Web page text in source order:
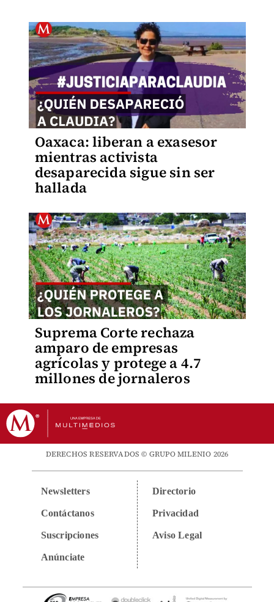
Oaxaca: liberan a exasesor
mientras activista
desaparecida sigue sin ser
hallada
Suprema Corte rechaza
amparo de empresas
agrícolas y protege a 4.7
millones de jornaleros
DERECHOS RESERVADOS © GRUPO MILENIO 2026
Newsletters
Contáctanos
Suscripciones
Anúnciate
Directorio
Privacidad
Aviso Legal